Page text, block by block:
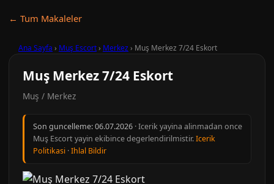
← Tum Makaleler
Ana Sayfa › Muş Escort› Merkez› Muş Merkez 7/24 Eskort
Muş Merkez 7/24 Eskort
Muş / Merkez
Son guncelleme:06.07.2026 · Icerik yayina alinmadan once
Muş Escort yayin ekibince degerlendirilmistir.Icerik
Politikasi ·Ihlal Bildir